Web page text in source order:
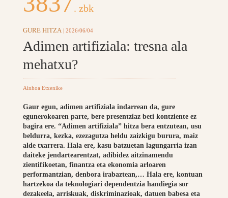
. zbk
GURE HITZA | 2026/06/04
Adimen artifiziala: tresna ala
mehatxu?
Ainhoa Etxenike
Gaur egun, adimen artifiziala indarrean da, gure
egunerokoaren parte, bere presentziaz beti kontziente ez
bagira ere. “Adimen artifiziala” hitza bera entzutean, usu
beldurra, kezka, ezezagutza heldu zaizkigu burura, maiz
alde txarrera. Hala ere, kasu batzuetan lagungarria izan
daiteke jendartearentzat, adibidez aitzinamendu
zientifikoetan, finantza eta ekonomia arloaren
performantzian, denbora irabaztean,… Hala ere, kontuan
hartzekoa da teknologiari dependentzia handiegia sor
dezakeela, arriskuak, diskriminazioak, datuen babesa eta